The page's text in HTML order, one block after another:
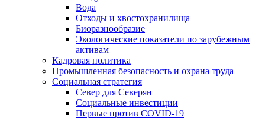
Вода
Отходы и хвостохранилища
Биоразнообразие
Экологические показатели по зарубежным
активам
Кадровая политика
Промышленная безопасность и охрана труда
Социальная стратегия
Север для Северян
Социальные инвестиции
Первые против COVID‑19